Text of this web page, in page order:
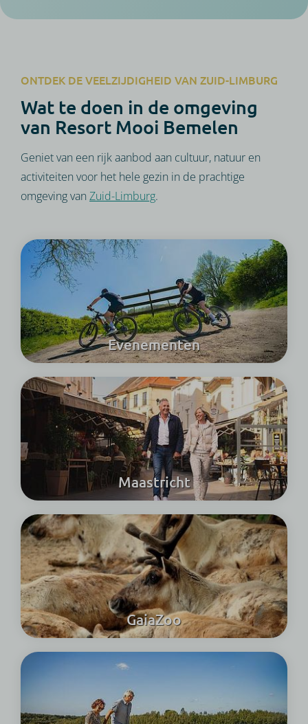
ONTDEK DE VEELZIJDIGHEID VAN ZUID-LIMBURG
Wat te doen in de omgeving
van Resort Mooi Bemelen
Geniet van een rijk aanbod aan cultuur, natuur en
activiteiten voor het hele gezin in de prachtige
omgeving vanZuid-Limburg.
Evenementen
Maastricht
GaiaZoo